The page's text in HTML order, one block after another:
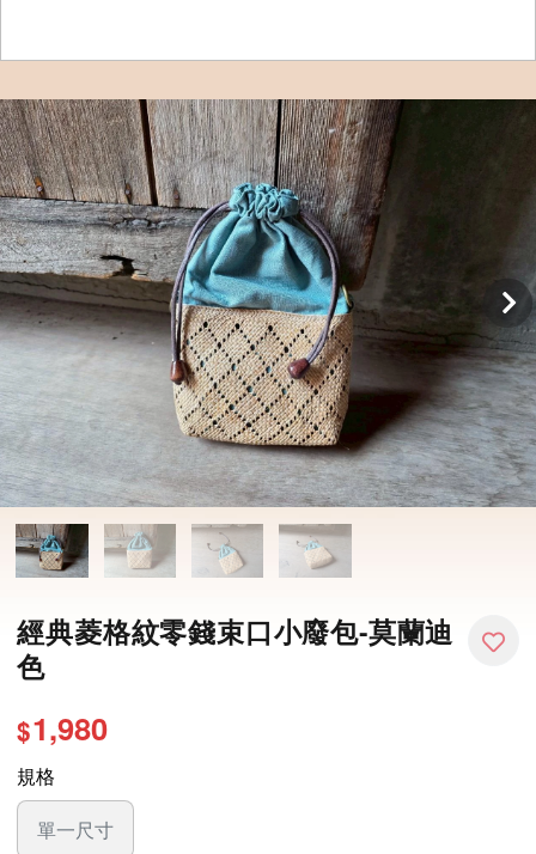
經典菱格紋零錢束口小廢包-莫蘭迪
色
$1,980
規格
單一尺寸